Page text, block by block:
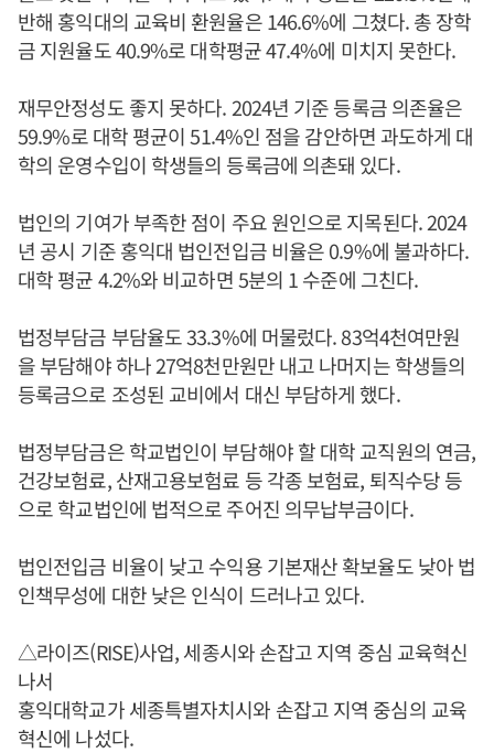
반해 홍익대의 교육비 환원율은 146.6%에 그쳤다. 총 장학
금 지원율도 40.9%로 대학평균 47.4%에 미치지 못한다.
재무안정성도 좋지 못하다. 2024년 기준 등록금 의존율은
59.9%로 대학 평균이 51.4%인 점을 감안하면 과도하게 대
학의 운영수입이 학생들의 등록금에 의촌돼 있다.
법인의 기여가 부족한 점이 주요 원인으로 지목된다. 2024
년 공시 기준 홍익대 법인전입금 비율은 0.9%에 불과하다.
대학 평균 4.2%와 비교하면 5분의 1 수준에 그친다.
법정부담금 부담율도 33.3%에 머물렀다. 83억4천여만원
을 부담해야 하나 27억8천만원만 내고 나머지는 학생들의
등록금으로 조성된 교비에서 대신 부담하게 했다.
법정부담금은 학교법인이 부담해야 할 대학 교직원의 연금,
건강보험료, 산재고용보험료 등 각종 보험료, 퇴직수당 등
으로 학교법인에 법적으로 주어진 의무납부금이다.
법인전입금 비율이 낮고 수익용 기본재산 확보율도 낮아 법
인책무성에 대한 낮은 인식이 드러나고 있다.
△라이즈(RISE)사업, 세종시와 손잡고 지역 중심 교육혁신
나서
홍익대학교가 세종특별자치시와 손잡고 지역 중심의 교육
혁신에 나섰다.